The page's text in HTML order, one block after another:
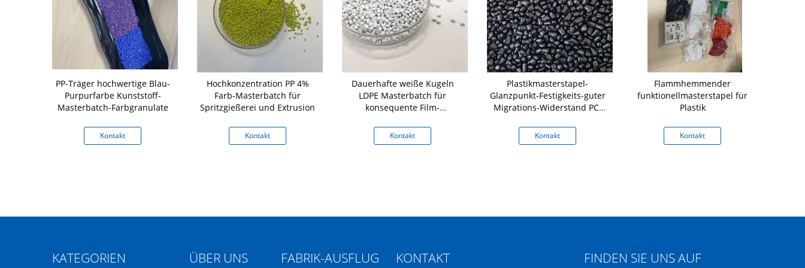
PP-Träger hochwertige Blau-
Purpurfarbe Kunststoff-
Masterbatch-Farbgranulate
Kontakt
Hochkonzentration PP 4%
Farb-Masterbatch für
Spritzgießerei und Extrusion
Kontakt
Dauerhafte weiße Kugeln
LDPE Masterbatch für
konsequente Film-
Kontakt
Plastikmasterstapel-
Glanzpunkt-Festigkeits-guter
Migrations-Widerstand PC-
Kontakt
Flammhemmender
funktionellmasterstapel für
Plastik
Kontakt
KATEGORIEN ÜBER UNS FABRIK-AUSFLUG KONTAKT FINDEN SIE UNS AUF